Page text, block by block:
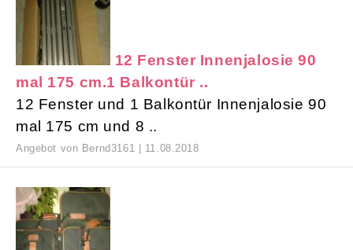
12 Fenster Innenjalosie 90
mal 175 cm.1 Balkontür ..
12 Fenster und 1 Balkontür Innenjalosie 90
mal 175 cm und 8 ..
Angebot von Bernd3161 | 11.08.2018